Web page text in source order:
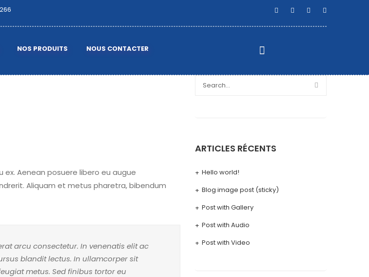
NOS PRODUITS NOUS CONTACTER
Aenean posuere libero eu augue
Aliquam et metus pharetra, bibendum
arcu consectetur. In venenatis elit ac
blandit lectus. In ullamcorper sit
metus. Sed finibus tortor eu
ARTICLES RÉCENTS
Hello world!
Blog image post (sticky)
Post with Gallery
Post with Audio
Post with Video